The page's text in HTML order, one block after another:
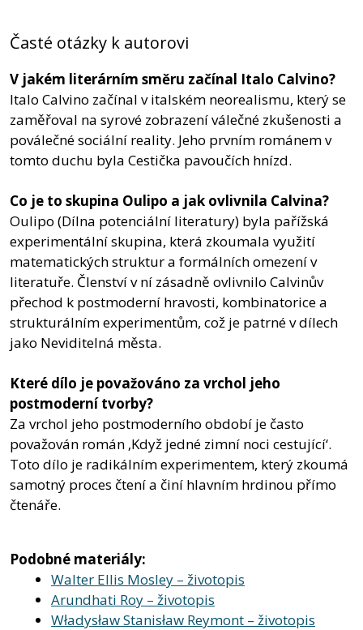
Časté otázky k autorovi
V jakém literárním směru začínal Italo Calvino?
Italo Calvino začínal v italském neorealismu, který se
zaměřoval na syrové zobrazení válečné zkušenosti a
poválečné sociální reality. Jeho prvním románem v
tomto duchu byla Cestička pavoučích hnízd.
Co je to skupina Oulipo a jak ovlivnila Calvina?
Oulipo (Dílna potenciální literatury) byla pařížská
experimentální skupina, která zkoumala využití
matematických struktur a formálních omezení v
literatuře. Členství v ní zásadně ovlivnilo Calvinův
přechod k postmoderní hravosti, kombinatorice a
strukturálním experimentům, což je patrné v dílech
jako Neviditelná města.
Které dílo je považováno za vrchol jeho
postmoderní tvorby?
Za vrchol jeho postmoderního období je často
považován román ‚Když jedné zimní noci cestující‘.
Toto dílo je radikálním experimentem, který zkoumá
samotný proces čtení a činí hlavním hrdinou přímo
čtenáře.
Podobné materiály:
Walter Ellis Mosley – životopis
Arundhati Roy – životopis
Władysław Stanisław Reymont – životopis